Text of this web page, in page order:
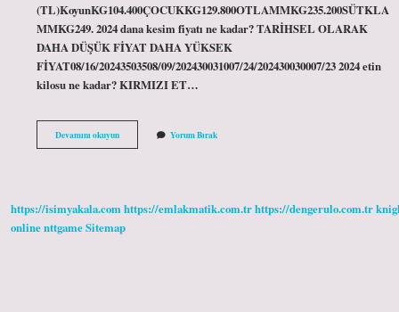
(TL)KoyunKG104.400ÇOCUKKG129.800OTLAMMKG235.200SÜTKLA
MMKG249. 2024 dana kesim fiyatı ne kadar? TARİHSEL OLARAK
DAHA DÜŞÜK FİYAT DAHA YÜKSEK
FİYAT08/16/20243503508/09/202430031007/24/202430030007/23 2024 etin
kilosu ne kadar? KIRMIZI ET…
Devamını okuyunCanlı
Kuzu
Yorum Bırak
https://isimyakala.comhttps://emlakmatik.com.trhttps://dengerulo.com.tr
onlinenttgameSitemap